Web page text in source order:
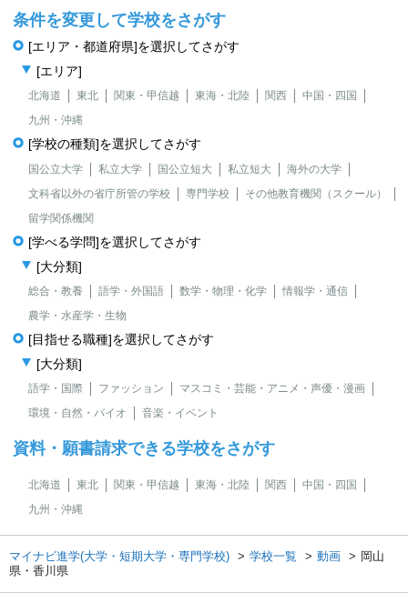
条件を変更して学校をさがす
[エリア・都道府県]を選択してさがす
[エリア]
北海道 東北 関東・甲信越 東海・北陸 関西
中国・四国
九州・沖縄
[学校の種類]を選択してさがす
国公立大学 私立大学 国公立短大 私立短大
海外の大学
文科省以外の省庁所管の学校
専門学校
その他教育機関（スクール）
留学関係機関
[学べる学問]を選択してさがす
[大分類]
総合・教養 語学・外国語 数学・物理・化学
情報学・通信
農学・水産学・生物
[目指せる職種]を選択してさがす
[大分類]
語学・国際 ファッション
マスコミ・芸能・アニメ・声優・漫画
環境・自然・バイオ
音楽・イベント
資料・願書請求できる学校をさがす
北海道 東北 関東・甲信越 東海・北陸 関西
中国・四国
九州・沖縄
マイナビ進学(大学・短期大学・専門学校) 学校一覧 動画
岡山
県・香川県